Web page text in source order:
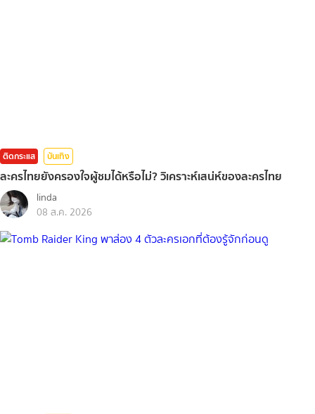
ติดกระแส บันเทิง
ละครไทยยังครองใจผู้ชมได้หรือไม่? วิเคราะห์เสน่ห์ของละครไทย
linda
08 ส.ค. 2026